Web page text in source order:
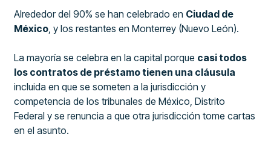
Alrededor del 90% se han celebrado en Ciudad de
México , y los restantes en Monterrey (Nuevo León).
La mayoría se celebra en la capital porque casi todos
los contratos de préstamo tienen una cláusula
incluida en que se someten a la jurisdicción y
competencia de los tribunales de México, Distrito
Federal y se renuncia a que otra jurisdicción tome cartas
en el asunto.